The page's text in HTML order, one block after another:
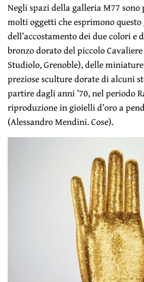
Negli spazi della galleria M77
molti oggetti che esprimono questo
dell’accostamento dei due colori e
bronzo dorato del piccolo
Studiolo, Grenoble), delle
preziose sculture dorate di alcuni
partire dagli anni ’70, nel periodo
riproduzione in gioielli d’oro a
(Alessandro Mendini. Cose).